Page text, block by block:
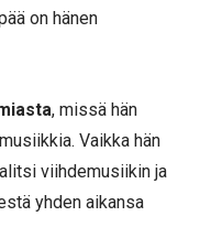
on hänen
, missä hän
Vaikka hän
viihdemusiikin ja
yhden aikansa